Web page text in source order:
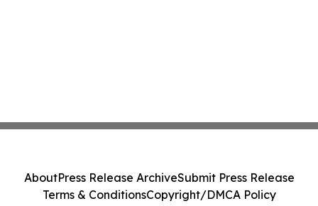
AboutPress Release ArchiveSubmit Press Release
Terms & ConditionsCopyright/DMCA Policy